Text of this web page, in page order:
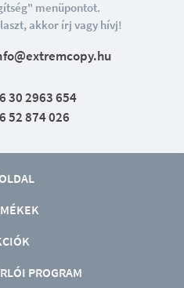
menüpontot.
akkor írj vagy hívj!
30 2963 654
52 874 026
PROGRAM